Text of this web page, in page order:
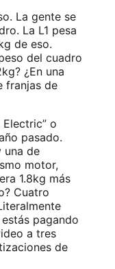
La gente se
La L1 pesa
de eso.
del cuadro
¿En una
franjas de
o
pasado.
una de
motor,
1.8kg más
Cuatro
pagando
a tres
de